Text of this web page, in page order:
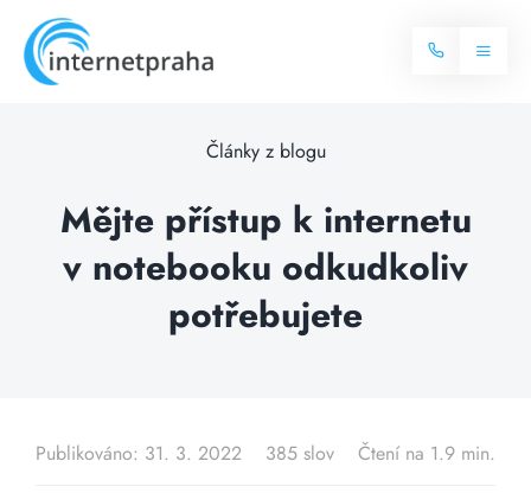
content
Toggle
Balíčky internetu
Více o internetu
Televize
Články z blogu
Mějte přístup k internetu
v notebooku odkudkoliv
potřebujete
Publikováno: 31. 3. 2022 385 slov Čtení na 1.9 min.